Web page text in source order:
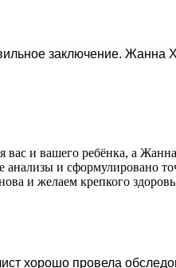
заключение. Жанна
и вашего ребёнка, а
и сформулировано
и желаем крепкого
хорошо провела